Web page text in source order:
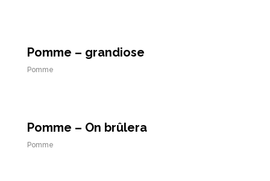
Pomme – grandiose
Pomme
Pomme – On brûlera
Pomme